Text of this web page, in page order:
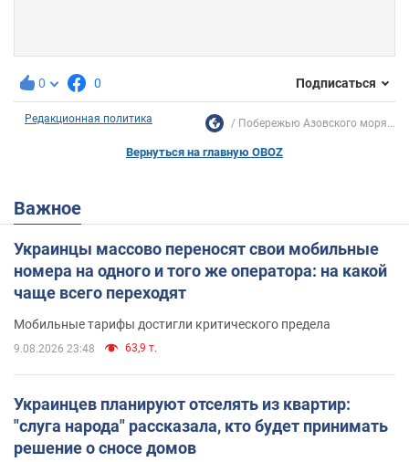
0 0 Подписаться
Редакционная политика Побережью Азовского моря...
Вернуться на главную OBOZ
Важное
Украинцы массово переносят свои мобильные
номера на одного и того же оператора: на какой
чаще всего переходят
Мобильные тарифы достигли критического предела
9.08.2026 23:48 63,9 т.
Украинцев планируют отселять из квартир:
"слуга народа" рассказала, кто будет принимать
решение о сносе домов